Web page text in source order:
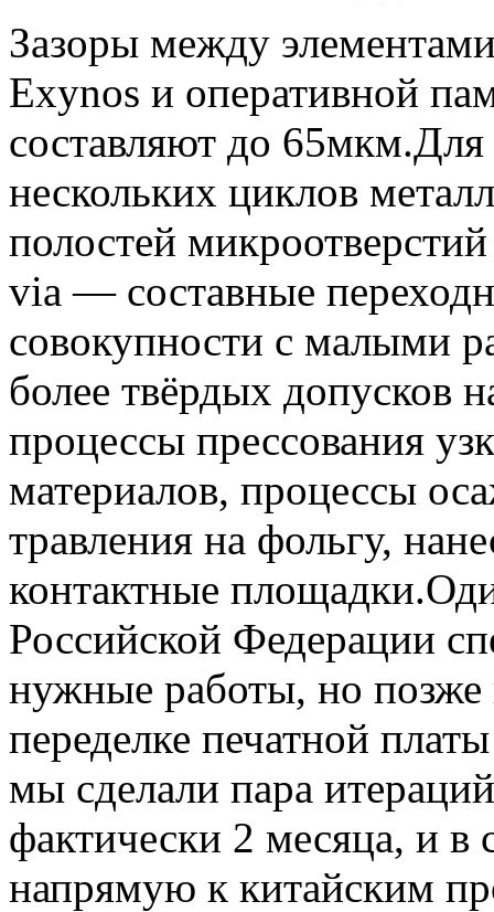
Зазоры между
Exynos и оперативной
составляют до 65мкм.Для
нескольких циклов
полостей
via — составные
совокупности с малыми
более твёрдых допусков
процессы прессования
материалов, процессы
травления на фольгу,
контактные
Российской Федерации
нужные работы, но позже
переделке печатной
мы сделали пара
фактически 2 месяца, и в
напрямую к китайским